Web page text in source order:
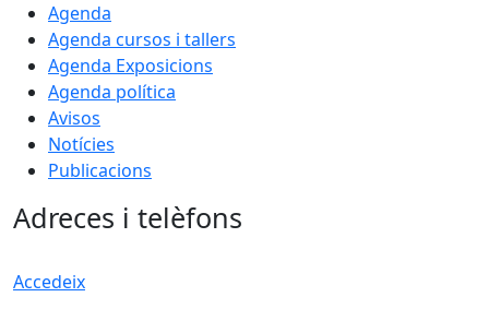
Agenda
Agenda cursos i tallers
Agenda Exposicions
Agenda política
Avisos
Notícies
Publicacions
Adreces i telèfons
Accedeix